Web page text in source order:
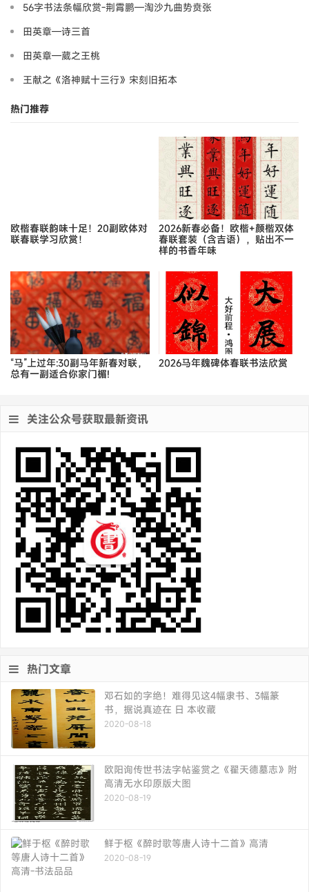
56字书法条幅欣赏-荆霄鹏—淘沙九曲势贲张
田英章—诗三首
田英章—葳之王桃
王献之《洛神赋十三行》宋刻旧拓本
热门推荐
欧楷春联韵味十足！20副欧体对
联春联学习欣赏！
2026新春必备！欧楷+颜楷双体
春联套装（含吉语），贴出不一
样的书香年味
“马”上过年:30副马年新春对联，
总有一副适合你家门楣!
2026马年魏碑体春联书法欣赏
关注公众号获取最新资讯
热门文章
邓石如的字绝！难得见这4幅隶书、3幅篆
书，据说真迹在 日 本收藏
2020-08-18
欧阳询传世书法字帖鉴赏之《翟天德墓志》附
高清无水印原版大图
2020-08-19
鲜于枢《醉时歌等唐人诗十二首》高清
2020-08-19